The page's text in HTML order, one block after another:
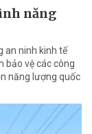
năng
an ninh kinh tế
bảo vệ các công
năng lượng quốc